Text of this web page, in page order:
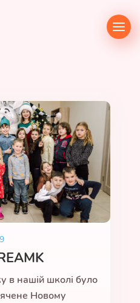
в нашій школі було
Новому